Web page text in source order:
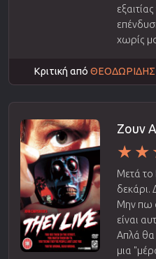
χωρίς
Κριτική από
Ζουν
Μετά το
δεκάρι.
Μην πω
είναι
Απλά θα
μια